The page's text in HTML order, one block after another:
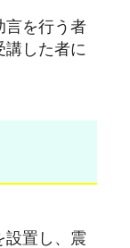
言を行う者
講した者に
設置し、震